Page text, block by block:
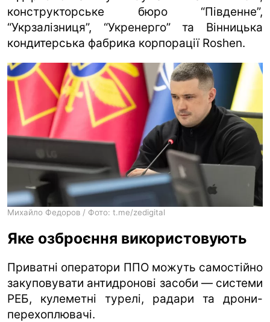
конструкторське бюро “Південне”,
“Укрзалізниця”, “Укренерго” та Вінницька
кондитерська фабрика корпорації Roshen.
Михайло Федоров / Фото: t.me/zedigital
Яке озброєння використовують
Приватні оператори ППО можуть самостійно
закуповувати антидронові засоби — системи
РЕБ, кулеметні турелі, радари та дрони-
перехоплювачі.